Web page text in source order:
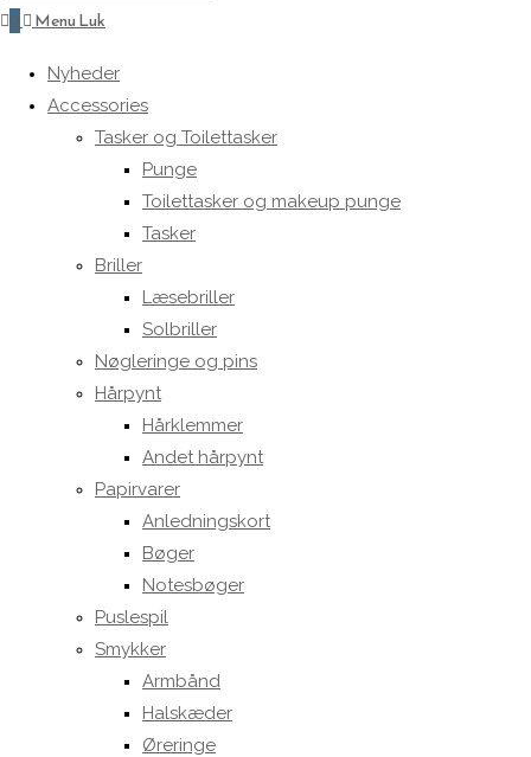
search
0 MenuLuk
Nyheder
Accessories
Tasker og Toilettasker
Punge
Toilettasker og makeup punge
Tasker
Briller
Læsebriller
Solbriller
Nøgleringe og pins
Hårpynt
Hårklemmer
Andet hårpynt
Papirvarer
Anledningskort
Bøger
Notesbøger
Puslespil
Smykker
Armbånd
Halskæder
Øreringe